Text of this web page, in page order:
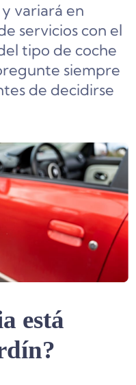
variará en
servicios con el
tipo de coche
siempre
de decidirse
está